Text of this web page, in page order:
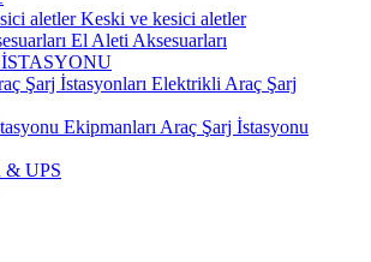
Keski ve kesici aletler
El Aleti Aksesuarları
Elektrikli Araç Şarj
Araç Şarj İstasyonu
& UPS